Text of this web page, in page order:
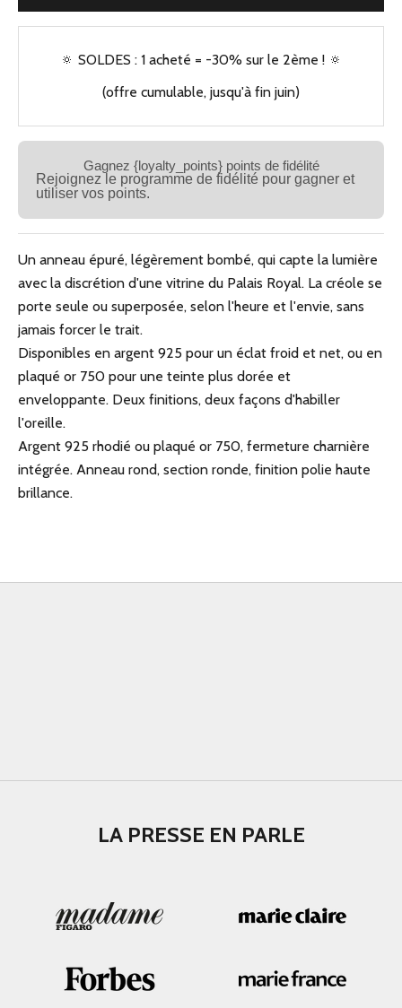
🔅 SOLDES : 1 acheté = -30% sur le 2ème ! 🔅
(offre cumulable, jusqu'à fin juin)
Gagnez {loyalty_points} points de fidélité
Rejoignez le programme de fidélité pour gagner et
utiliser vos points.
Un anneau épuré, légèrement bombé, qui capte la lumière
avec la discrétion d'une vitrine du Palais Royal. La créole se
porte seule ou superposée, selon l'heure et l'envie, sans
jamais forcer le trait.
Disponibles en argent 925 pour un éclat froid et net, ou en
plaqué or 750 pour une teinte plus dorée et
enveloppante. Deux finitions, deux façons d'habiller
l'oreille.
Argent 925 rhodié ou plaqué or 750, fermeture charnière
intégrée. Anneau rond, section ronde, finition polie haute
brillance.
LA PRESSE EN PARLE